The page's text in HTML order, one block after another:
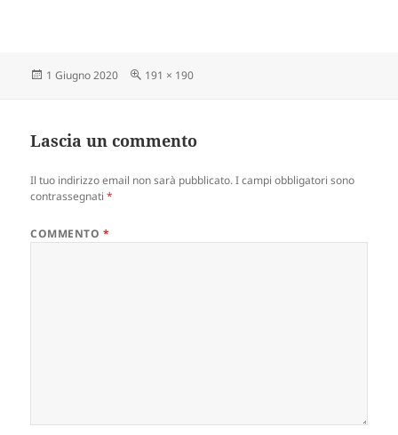
Scritto
1 Giugno 2020
Dimensione
191 × 190
Lascia un commento
Il tuo indirizzo email non sarà pubblicato. I campi obbligatori sono
contrassegnati*
COMMENTO *